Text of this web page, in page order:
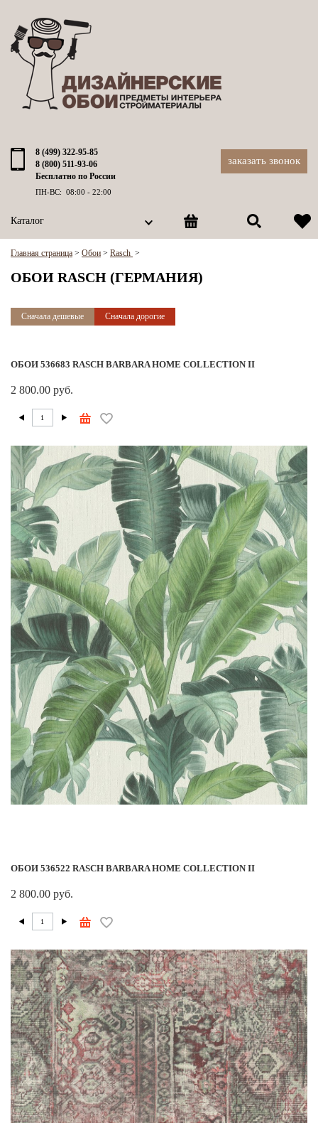
8 (499) 322-95-85
8 (800) 511-93-06
Бесплатно по России
ПН-ВС: 08:00 - 22:00
заказать звонок
Каталог
Главная страница > Обои > Rasch >
ОБОИ RASCH (ГЕРМАНИЯ)
Сначала дешевые Сначала дорогие
ОБОИ 536683 RASCH BARBARA HOME COLLECTION II
2 800.00 руб.
ОБОИ 536522 RASCH BARBARA HOME COLLECTION II
2 800.00 руб.